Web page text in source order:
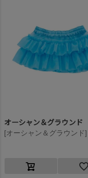
オーシャン＆グラウンド